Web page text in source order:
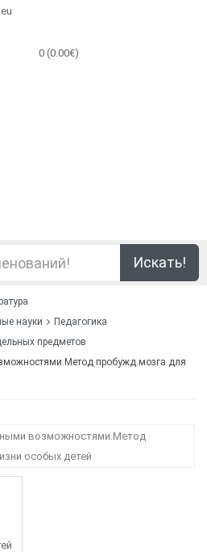
0 (0.00€)
Искать!
науки
Педагогика
предметов
пробужд.мозга для